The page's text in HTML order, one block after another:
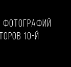
фотографий
10-й